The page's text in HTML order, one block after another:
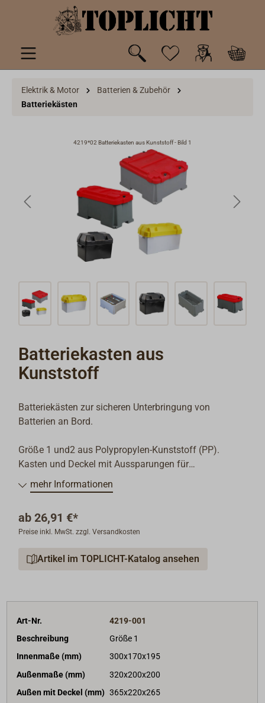
springen
Elektrik & Motor
Batterien & Zubehör
Batteriekästen
4219*02 Batteriekasten aus Kunststoff - Bild 1
Batteriekasten aus
Kunststoff
Batteriekästen zur sicheren Unterbringung von
Batterien an Bord.
Größe 1 und2 aus Polypropylen-Kunststoff (PP).
Kasten und Deckel mit Aussparungen für
Gurtbandbefestigung, Lieferung mit Gurtband. Die
Deckel werden durch den Gurt fixiert.
Größe 3 und 4 sind schwere Kästen aus Polyethylen-
Kunststoff (PE) mit Bodenbefestigungsnasen zum
mehr Informationen
ab 26,91 €*
Preise inkl. MwSt. zzgl. Versandkosten
Artikel im TOPLICHT-Katalog ansehen
Art-Nr.
4219-001
Beschreibung
Größe 1
Innenmaße (mm)
300x170x195
Außenmaße (mm)
320x200x200
Außen mit Deckel (mm) 365x220x265